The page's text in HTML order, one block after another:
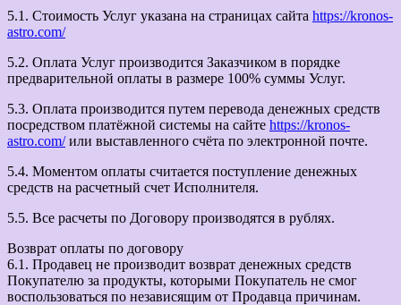
5.1. Стоимость Услуг указана на страницах сайта https://kronos-
astro.com/
5.2. Оплата Услуг производится Заказчиком в порядке
предварительной оплаты в размере 100% суммы Услуг.
5.3. Оплата производится путем перевода денежных средств
посредством платёжной системы на сайте https://kronos-
astro.com/или выставленного счёта по электронной почте.
5.4. Моментом оплаты считается поступление денежных
средств на расчетный счет Исполнителя.
5.5. Все расчеты по Договору производятся в рублях.
Возврат оплаты по договору
6.1. Продавец не производит возврат денежных средств
Покупателю за продукты, которыми Покупатель не смог
воспользоваться по независящим от Продавца причинам.